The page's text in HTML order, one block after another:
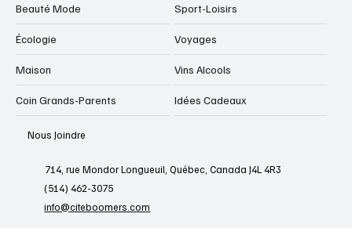
Beauté Mode
Écologie
Maison
Coin Grands-Parents
Sport-Loisirs
Voyages
Vins Alcools
Idées Cadeaux
Nous Joindre
714, rue Mondor Longueuil, Québec, Canada J4L 4R3
(514) 462-3075
info@citeboomers.com